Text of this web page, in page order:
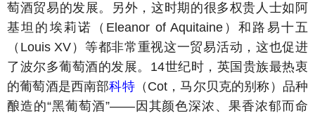
萄酒贸易的发展。另外，这时期的很多权贵人士如阿
基坦的埃莉诺（Eleanor of Aquitaine）和路易十五
（Louis XV）等都非常重视这一贸易活动，这也促进
了波尔多葡萄酒的发展。14世纪时，英国贵族最热衷
的葡萄酒是西南部科特（Cot，马尔贝克的别称）品种
酿造的“黑葡萄酒”——因其颜色深浓、果香浓郁而命